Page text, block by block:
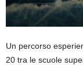
Un percorso
20 tra le scuole